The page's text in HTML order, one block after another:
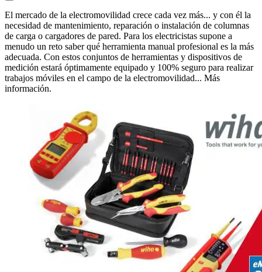
El mercado de la electromovilidad crece cada vez más... y con él la
necesidad de mantenimiento, reparación o instalación de columnas
de carga o cargadores de pared. Para los electricistas supone a
menudo un reto saber qué herramienta manual profesional es la más
adecuada. Con estos conjuntos de herramientas y dispositivos de
medición estará óptimamente equipado y 100% seguro para realizar
trabajos móviles en el campo de la electromovilidad... Más
información.